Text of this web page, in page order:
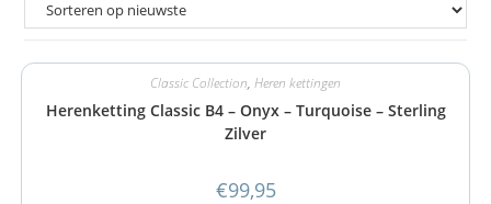
Classic Collection, Heren kettingen
Herenketting Classic B4 – Onyx – Turquoise – Sterling
Zilver
€99,95